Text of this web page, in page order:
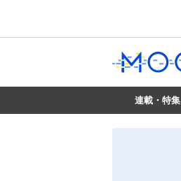
連載・特集